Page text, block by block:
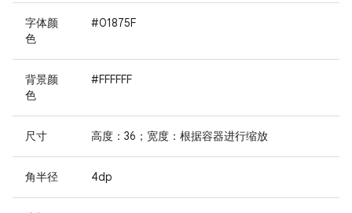
字体颜
色
#01875F
背景颜
色
#FFFFFF
尺寸 高度：36；宽度：根据容器进行缩放
角半径 4dp